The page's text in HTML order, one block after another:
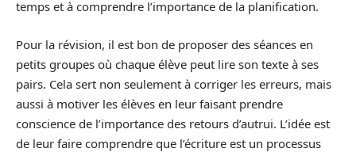
temps et à comprendre l’importance de la planification.
Pour la révision, il est bon de proposer des séances en
petits groupes où chaque élève peut lire son texte à ses
pairs. Cela sert non seulement à corriger les erreurs, mais
aussi à motiver les élèves en leur faisant prendre
conscience de l’importance des retours d’autrui. L’idée est
de leur faire comprendre que l’écriture est un processus